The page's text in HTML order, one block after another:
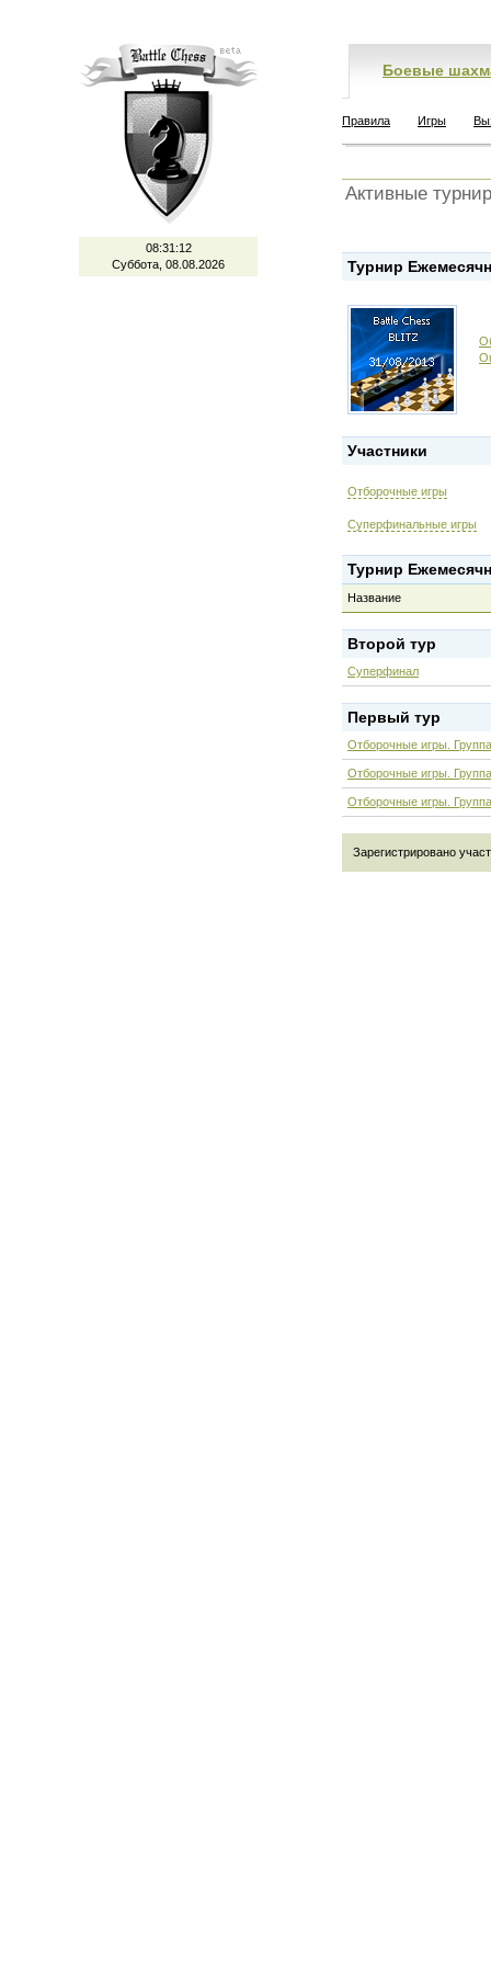
08:31:12
Суббота, 08.08.2026
Боевые
Правила Игры
Активные
Турнир
Участники
Отборочные игры
Суперфинальные игры
Турнир
Название
Второй тур
Суперфинал
Первый тур
Отборочные игры.
Отборочные игры.
Отборочные игры.
Зарегистрировано